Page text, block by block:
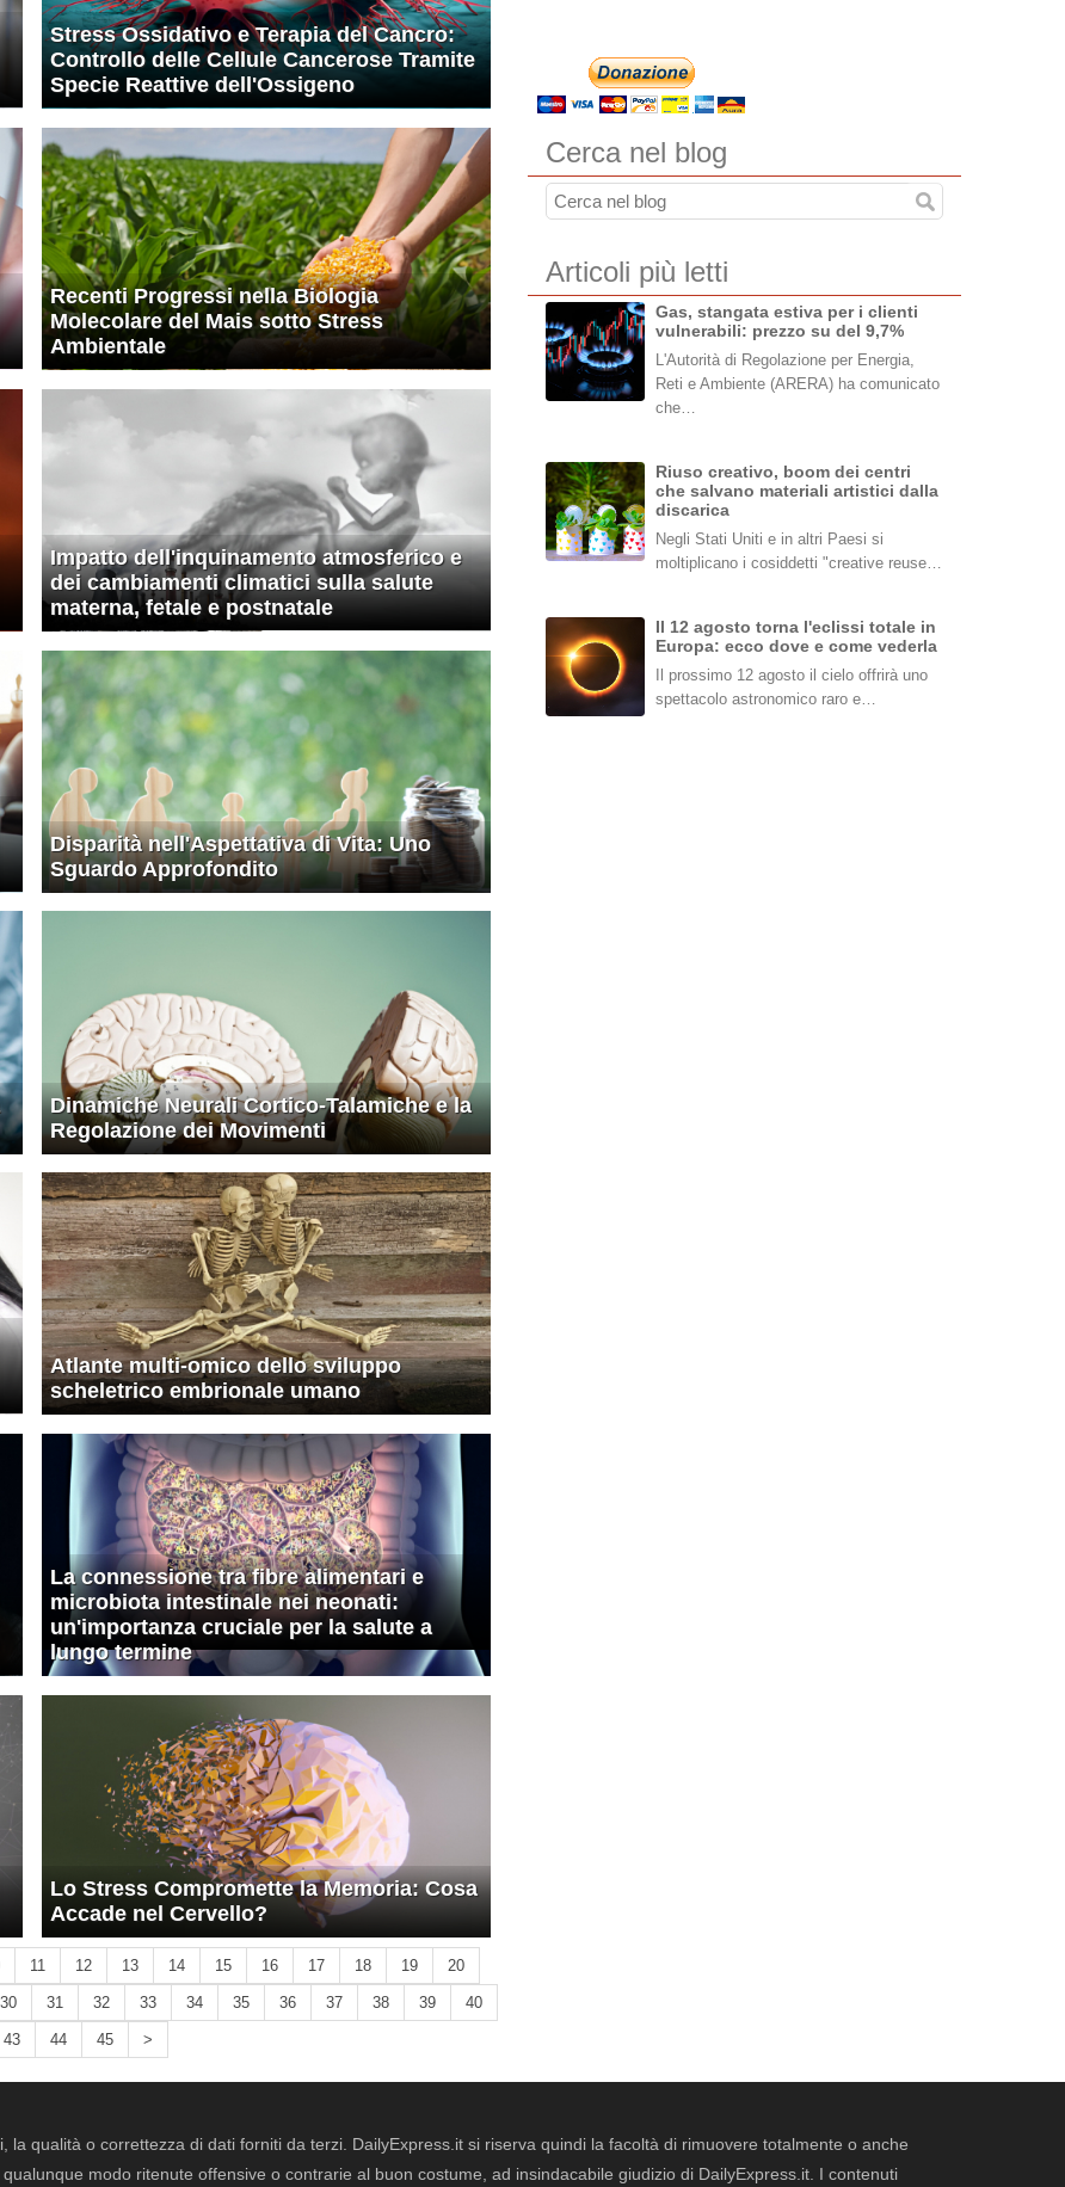
Stress Ossidativo e Terapia del Cancro:
Controllo delle Cellule Cancerose Tramite
Specie Reattive dell'Ossigeno
Recenti Progressi nella Biologia
Molecolare del Mais sotto Stress
Ambientale
Impatto dell'inquinamento atmosferico e
dei cambiamenti climatici sulla salute
materna, fetale e postnatale
Disparità nell'Aspettativa di Vita: Uno
Sguardo Approfondito
Dinamiche Neurali Cortico-Talamiche e la
Regolazione dei Movimenti
Atlante multi-omico dello sviluppo
scheletrico embrionale umano
La connessione tra fibre alimentari e
microbiota intestinale nei neonati:
un'importanza cruciale per la salute a
lungo termine
Lo Stress Compromette la Memoria: Cosa
Accade nel Cervello?
11 12 13 14 15 16 17 18 19 20
30 31 32 33 34 35 36 37 38 39 40
43 44 45 >
Cerca nel blog
Articoli più letti
Gas, stangata estiva per i clienti
vulnerabili: prezzo su del 9,7%
L'Autorità di Regolazione per Energia,
Reti e Ambiente (ARERA) ha comunicato
che…
Riuso creativo, boom dei centri
che salvano materiali artistici dalla
discarica
Negli Stati Uniti e in altri Paesi si
moltiplicano i cosiddetti "creative reuse…
Il 12 agosto torna l'eclissi totale in
Europa: ecco dove e come vederla
Il prossimo 12 agosto il cielo offrirà uno
spettacolo astronomico raro e…
la qualità o correttezza di dati forniti da terzi. DailyExpress.it si riserva quindi la facoltà di rimuovere totalmente o anche
modo ritenute offensive o contrarie al buon costume, ad insindacabile giudizio di DailyExpress.it. I contenuti